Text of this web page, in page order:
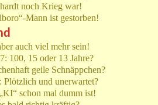
noch Krieg war!
Mann ist gestorben!
auch viel mehr sein!
100, 15 oder 13 Jahre?
geile Schnäppchen?
und unerwartet?
schon mal dumm ist!